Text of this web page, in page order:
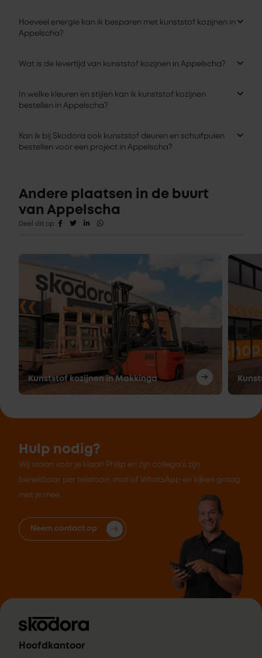
Hoeveel energie kan ik besparen met kunststof kozijnen in
Appelscha?
Wat is de levertijd van kunststof kozijnen in Appelscha?
In welke kleuren en stijlen kan ik kunststof kozijnen
bestellen in Appelscha?
Kan ik bij Skodora ook kunststof deuren en schuifpuien
bestellen voor een project in Appelscha?
Andere plaatsen in de buurt
van Appelscha
Deel dit op
Kunststof kozijnen in Makkinga
Hulp nodig?
Wij staan voor je klaar! Philip en zijn collega's zijn
bereikbaar per telefoon, mail of WhatsApp en kijken graag
met je mee.
Neem contact op
Hoofdkantoor